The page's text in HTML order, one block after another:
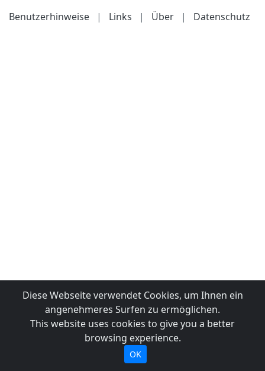
Benutzerhinweise
| Links | Über | Datenschutz
Diese Webseite verwendet Cookies, um Ihnen ein
angenehmeres Surfen zu ermöglichen.
This website uses cookies to give you a better
browsing experience.
OK